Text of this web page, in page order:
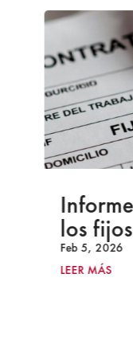
los
Feb 5, 2026
LEER MÁS